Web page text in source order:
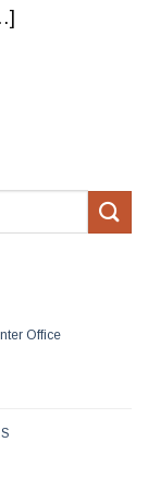
Office